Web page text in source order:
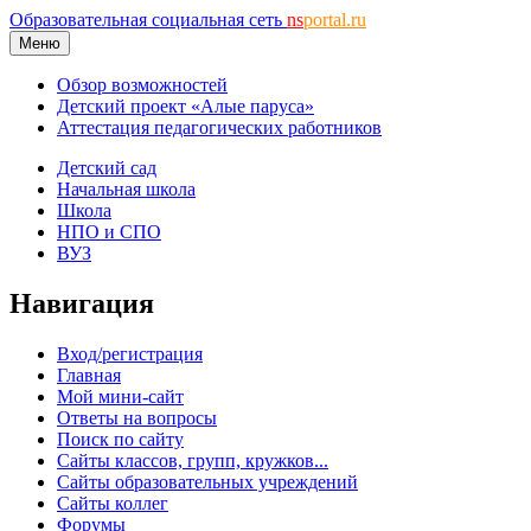
Образовательная социальная сеть nsportal.ru
Меню
Обзор возможностей
Детский проект «Алые паруса»
Аттестация педагогических работников
Детский сад
Начальная школа
Школа
НПО и СПО
ВУЗ
Навигация
Вход/регистрация
Главная
Мой мини-сайт
Ответы на вопросы
Поиск по сайту
Сайты классов, групп, кружков...
Сайты образовательных учреждений
Сайты коллег
Форумы